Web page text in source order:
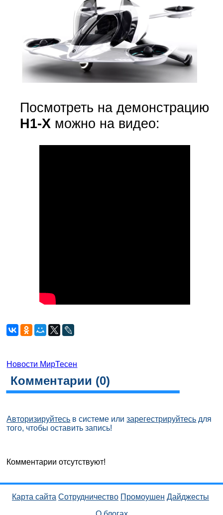
Посмотреть на демонстрацию
H1-X можно на видео:
Новости МирТесен
Комментарии (0)
Авторизируйтесь в системе илизарегестрируйтесь для
того, чтобы оставить запись!
Комментарии отсутствуют!
Карта сайта Сотрудничество Промоушен Дайджесты